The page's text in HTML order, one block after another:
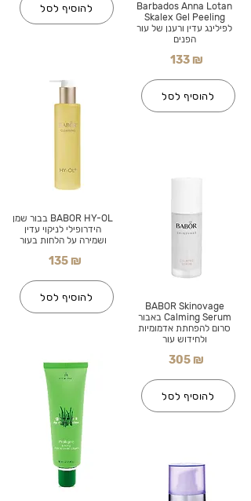
להוסיף לסל
BABOR HY-OL בבור שמן
הידרופילי לניקוי עדין
ושמירה על הלחות בעור
135 ₪
להוסיף לסל
Barbados Anna Lotan
Skalex Gel Peeling
לפילינג עדין ורענן של עור
הפנים
133 ₪
להוסיף לסל
BABOR Skinovage
Calming Serum באבור
סרום להפחתת אדמומיות
ולחידוש עור
305 ₪
להוסיף לסל